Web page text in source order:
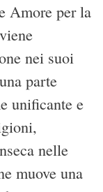
Amore per la
nei suoi
parte
unificante e
nelle
muove una